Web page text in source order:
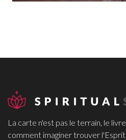
La carte n'est pas le terrain, le
comment imaginer trouver